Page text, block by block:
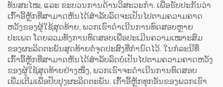
ທັນສະໄໝ, ແລະ ຂະບວນການດ້ານວິສະວະກຳ. ເພື່ອຮັບປະກັນວ່າ
ເກົ້າອີ້ຫຼັກທີ່ສາມາດຫັນໄດ້ສຳລັບລົດຈະເປັນໄປຕາມຄວາມຄາດ
ຫວັງຂອງຜູ້ໃຊ້ສຸດທ້າຍ, ພວກເຮົາດຳເນີນການທົດສອບຫຼາຍ
ປະເພດ ໂດຍລວມທັງການທົດສອບເພື່ອປະເມີນຄວາມເໝາະສົມ
ຂອງຜະລິດຕະພັນສຸດທ້າຍຕໍ່ຈຸດປະສົງທີ່ກຳນົດໄວ້. ໃນກໍລະນີທີ່
ເກົ້າອີ້ຫຼັກທີ່ສາມາດຫັນໄດ້ສຳລັບລົດບໍ່ເປັນໄປຕາມຄວາມຄາດຫວັງ
ຂອງຜູ້ໃຊ້ສຸດທ້າຍຢ່າງໜຶ່ງ, ພວກເຮົາຈະດຳເນີນການທົດສອບ
ເພີ່ມເຕີມເພື່ອປັບປຸງຜະລິດຕະພັນ. ເກົ້າອີ້ຫຼັກທຸກອັນຂອງພວກເຮົາ